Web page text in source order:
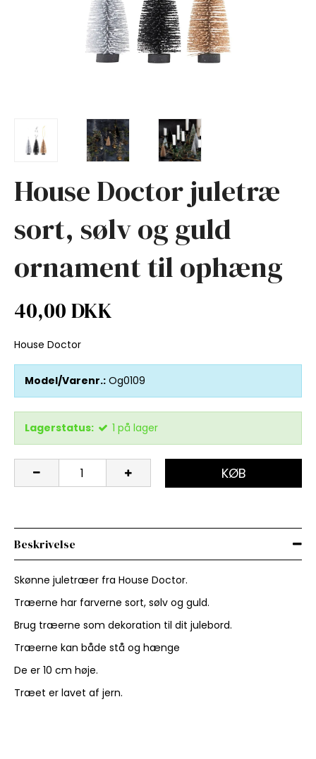
House Doctor juletræ
sort, sølv og guld
ornament til ophæng
40,00 DKK
House Doctor
Model/Varenr.: Og0109
Lagerstatus: 1 på lager
KØB
Beskrivelse
Skønne juletræer fra House Doctor.
Træerne har farverne sort, sølv og guld.
Brug træerne som dekoration til dit julebord.
Træerne kan både stå og hænge
De er 10 cm høje.
Træet er lavet af jern.